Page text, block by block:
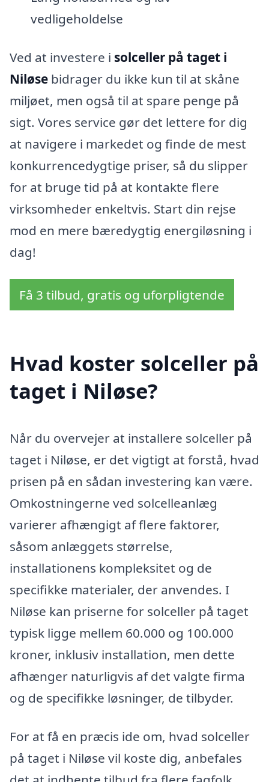
vedligeholdelse
Ved at investere i solceller på taget i
Niløse bidrager du ikke kun til at skåne
miljøet, men også til at spare penge på
sigt. Vores service gør det lettere for dig
at navigere i markedet og finde de mest
konkurrencedygtige priser, så du slipper
for at bruge tid på at kontakte flere
virksomheder enkeltvis. Start din rejse
mod en mere bæredygtig energiløsning i
dag!
Få 3 tilbud, gratis og uforpligtende
Hvad koster solceller på
taget i Niløse?
Når du overvejer at installere solceller på
taget i Niløse, er det vigtigt at forstå, hvad
prisen på en sådan investering kan være.
Omkostningerne ved solcelleanlæg
varierer afhængigt af flere faktorer,
såsom anlæggets størrelse,
installationens kompleksitet og de
specifikke materialer, der anvendes. I
Niløse kan priserne for solceller på taget
typisk ligge mellem 60.000 og 100.000
kroner, inklusiv installation, men dette
afhænger naturligvis af det valgte firma
og de specifikke løsninger, de tilbyder.
For at få en præcis ide om, hvad solceller
på taget i Niløse vil koste dig, anbefales